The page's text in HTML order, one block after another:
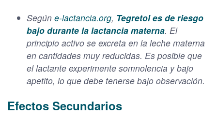
Según e-lactancia.org, Tegretol es de riesgo
bajo durante la lactancia materna. El
principio activo se excreta en la leche materna
en cantidades muy reducidas. Es posible que
el lactante experimente somnolencia y bajo
apetito, lo que debe tenerse bajo observación.
Efectos Secundarios